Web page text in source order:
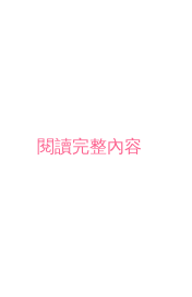
閱讀完整內容